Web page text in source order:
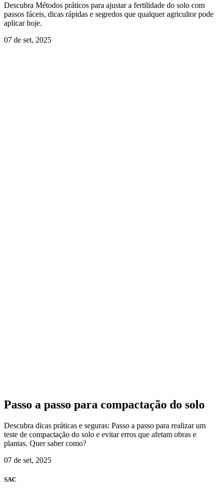
Descubra Métodos práticos para ajustar a fertilidade do solo com
passos fáceis, dicas rápidas e segredos que qualquer agricultor pode
aplicar hoje.
07 de set, 2025
Passo a passo para compactação do solo
Descubra dicas práticas e seguras: Passo a passo para realizar um
teste de compactação do solo e evitar erros que afetam obras e
plantas. Quer saber como?
07 de set, 2025
SAC